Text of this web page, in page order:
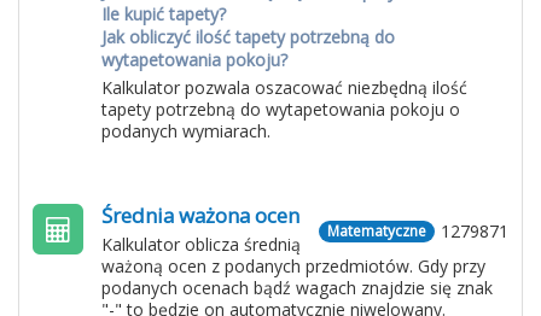
Ile kupić tapety?
Jak obliczyć ilość tapety potrzebną do
wytapetowania pokoju?
Kalkulator pozwala oszacować niezbędną ilość
tapety potrzebną do wytapetowania pokoju o
podanych wymiarach.
1279871
Matematyczne
Średnia ważona ocen
Kalkulator oblicza średnią
ważoną ocen z podanych przedmiotów. Gdy przy
podanych ocenach bądź wagach znajdzie się znak
"-" to będzie on automatycznie niwelowany.